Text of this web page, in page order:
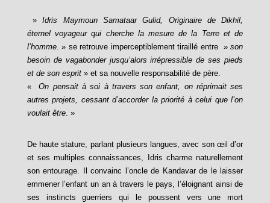
»Idris Maymoun Samataar Gulid, Originaire de Dikhil,
éternel voyageur qui cherche la mesure de la Terre et de
l’homme. » se retrouve imperceptiblement tiraillé entre »son
besoin de vagabonder jusqu’alors irrépressible de ses pieds
et de son esprit» et sa nouvelle responsabilité de père.
«
On pensait à soi à travers son enfant, on réprimait ses
autres projets, cessant d’accorder la priorité à celui que l’on
voulait être. »
De haute stature, parlant plusieurs langues, avec son œil d’or
et ses multiples connaissances, Idris charme naturellement
son entourage. Il convainc l’oncle de Kandavar de le laisser
emmener l’enfant un an à travers le pays, l’éloignant ainsi de
ses instincts guerriers qui le poussent vers une mort